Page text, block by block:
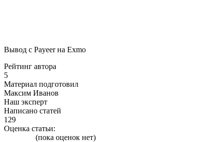
Вывод с Payeer на Exmo
Рейтинг автора
5
Материал подготовил
Максим Иванов
Наш эксперт
Написано статей
129
Оценка статьи:
(пока оценок нет)